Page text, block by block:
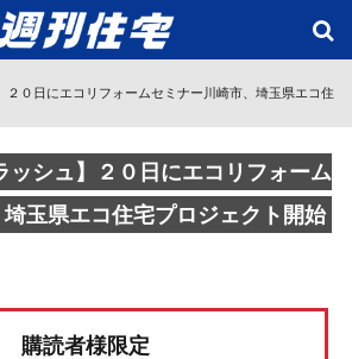
２０日にエコリフォームセミナー川崎市、埼玉県エコ住
ッシュ】２０日にエコリフォーム
玉県エコ住宅プロジェクト開始
購読者様限定